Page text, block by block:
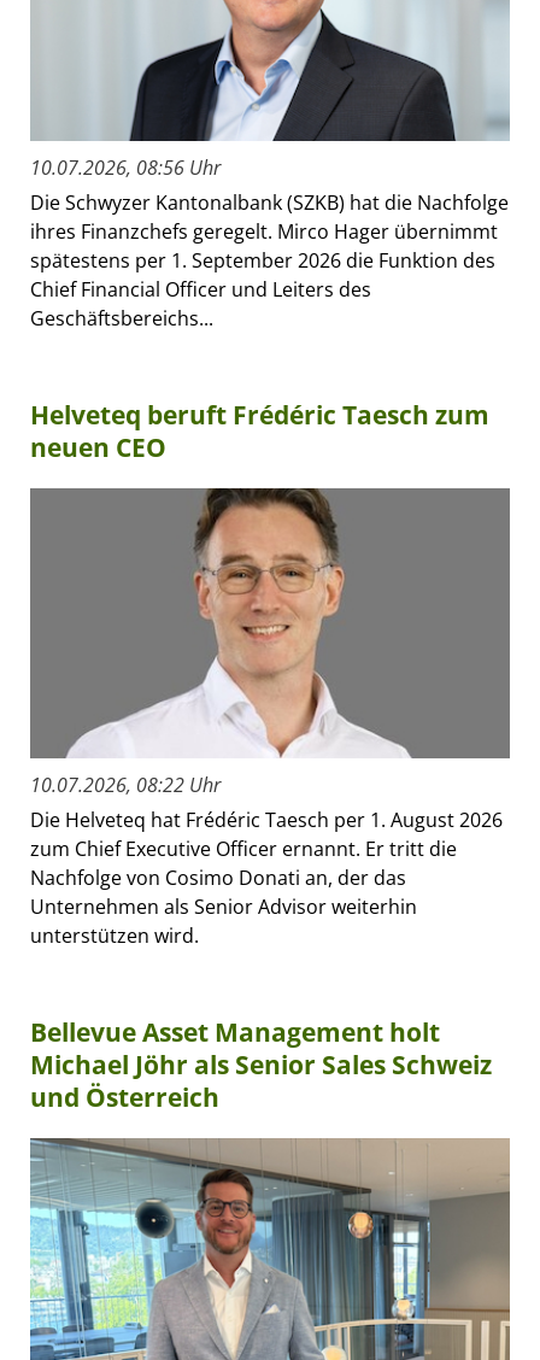
10.07.2026, 08:56 Uhr
Die Schwyzer Kantonalbank (SZKB) hat die Nachfolge
ihres Finanzchefs geregelt. Mirco Hager übernimmt
spätestens per 1. September 2026 die Funktion des
Chief Financial Officer und Leiters des
Geschäftsbereichs...
Helveteq beruft Frédéric Taesch zum
neuen CEO
10.07.2026, 08:22 Uhr
Die Helveteq hat Frédéric Taesch per 1. August 2026
zum Chief Executive Officer ernannt. Er tritt die
Nachfolge von Cosimo Donati an, der das
Unternehmen als Senior Advisor weiterhin
unterstützen wird.
Bellevue Asset Management holt
Michael Jöhr als Senior Sales Schweiz
und Österreich